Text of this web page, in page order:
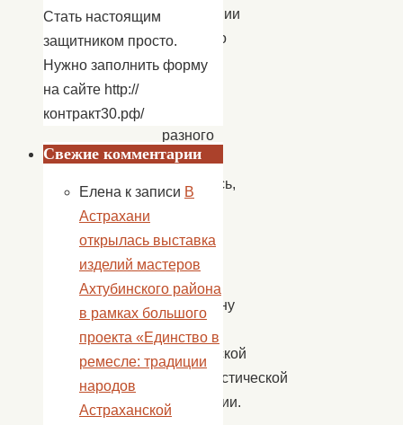
помещении
сельского
Дома
разного
возраста
собрались,
годовщину
Октябрьской
Социалистической
революции.
Стать настоящим
защитником просто.
Нужно заполнить форму
на сайте http://
контракт30.рф/
Свежие комментарии
Елена к записи В
Астрахани
открылась выставка
изделий мастеров
Ахтубинского района
в рамках большого
проекта «Единство в
ремесле: традиции
народов
Астраханской